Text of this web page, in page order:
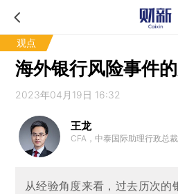
观点
海外银行风险事件
2023年04月19日 16:32
王龙
CFA，中泰国际助理行政总裁
从经验角度来看，过去历次的